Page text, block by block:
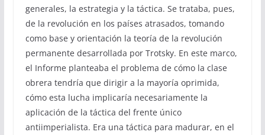
generales, la estrategia y la táctica. Se trataba, pues,
de la revolución en los países atrasados, tomando
como base y orientación la teoría de la revolución
permanente desarrollada por Trotsky. En este marco,
el Informe planteaba el problema de cómo la clase
obrera tendría que dirigir a la mayoría oprimida,
cómo esta lucha implicaría necesariamente la
aplicación de la táctica del frente único
antiimperialista. Era una táctica para madurar, en el